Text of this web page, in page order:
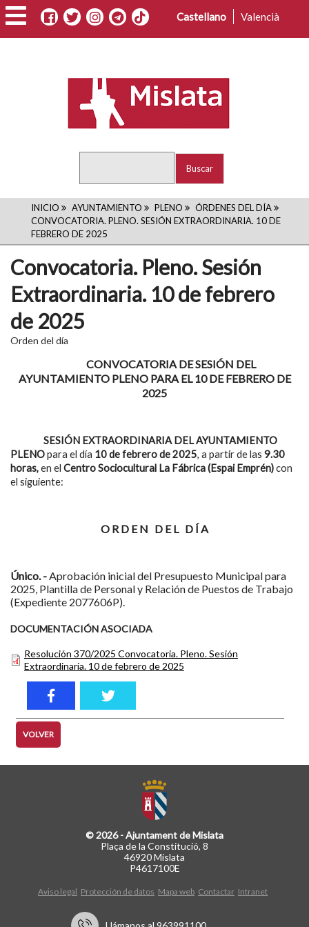
Pasar
al
contenido
Castellano Valencià
RUTA
DE
NAVEGACIÓN
INICIO AYUNTAMIENTO PLENO
ÓRDENES DEL DÍA
CONVOCATORIA. PLENO. SESIÓN EXTRAORDINARIA. 10 DE
FEBRERO DE 2025
Convocatoria. Pleno. Sesión
Extraordinaria. 10 de febrero
de 2025
Orden del día
CONVOCATORIA DE SESIÓN DEL
AYUNTAMIENTO PLENO PARA EL 10 DE FEBRERO DE
2025
SESIÓN EXTRAORDINARIA DEL AYUNTAMIENTO
PLENOpara el día 10 de febrero de 2025, a partir de las 9.30
horas,en el Centro Sociocultural La Fábrica (Espai Emprén)con
el siguiente:
O R D E N D E L D Í A
Único. -Aprobación inicial del Presupuesto Municipal para
2025, Plantilla de Personal y Relación de Puestos de Trabajo
(Expediente 2077606P).
DOCUMENTACIÓN ASOCIADA
Resolución 370/2025 Convocatoria. Pleno. Sesión
Extraordinaria. 10 de febrero de 2025
VOLVER
© 2026 - Ajuntament de Mislata
Plaça de la Constitució, 8
46920 Mislata
P4617100E
Aviso legal Protección de datos Mapa web Contactar Intranet